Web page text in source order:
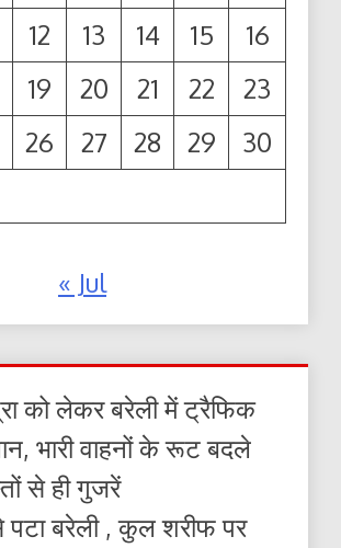
12 13 14 15
16
19 20 21 22
23
26 27 28 29
30
« Jul
को लेकर बरेली में ट्रैफिक
भारी वाहनों के रूट बदले
से ही गुजरें
पटा बरेली , कुल शरीफ पर